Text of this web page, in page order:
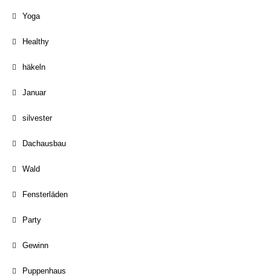
Yoga
Healthy
häkeln
Januar
silvester
Dachausbau
Wald
Fensterläden
Party
Gewinn
Puppenhaus